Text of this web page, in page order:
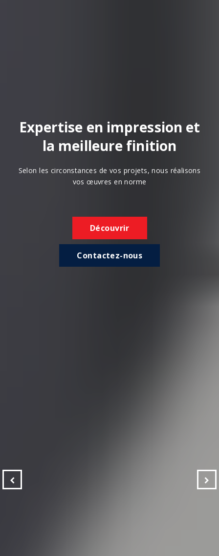
Expertise en impression et
la meilleure finition
Selon les circonstances de vos projets, nous réalisons
vos œuvres en norme
Découvrir
Contactez-nous